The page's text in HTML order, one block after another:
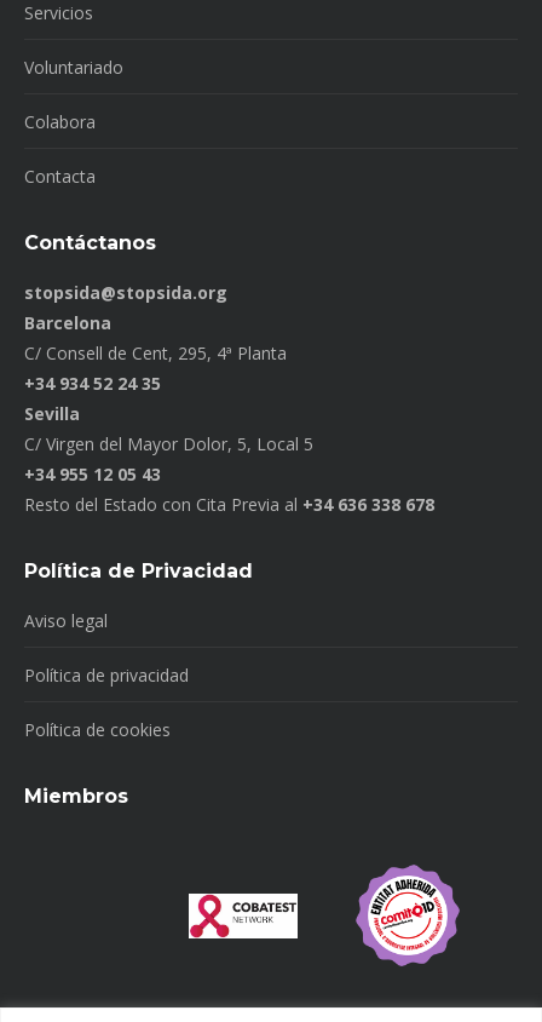
Servicios
Voluntariado
Colabora
Contacta
Contáctanos
stopsida@stopsida.org
Barcelona
C/ Consell de Cent, 295, 4ª Planta
+34 934 52 24 35
Sevilla
C/ Virgen del Mayor Dolor, 5, Local 5
+34 955 12 05 43
Resto del Estado con Cita Previa al +34 636 338 678
Política de Privacidad
Aviso legal
Política de privacidad
Política de cookies
Miembros